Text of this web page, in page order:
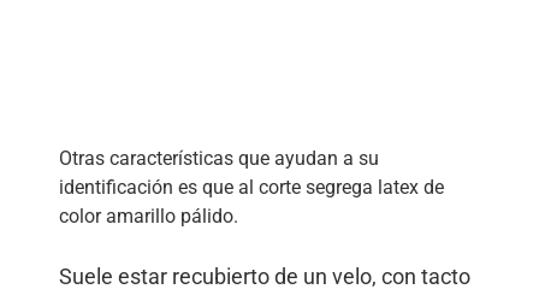
Otras características que ayudan a su
identificación es que al corte segrega latex de
color amarillo pálido.
Suele estar recubierto de un velo, con tacto